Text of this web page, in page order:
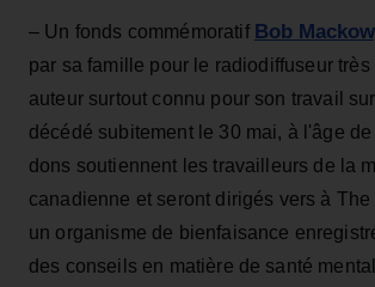
– Un fonds commémoratif Bob
par sa famille pour le radiodiffuseur très
auteur surtout connu pour son travail
décédé subitement le 30 mai, à l'âge
dons soutiennent les travailleurs de la
canadienne et seront dirigés vers à
un organisme de bienfaisance
des conseils en matière de santé